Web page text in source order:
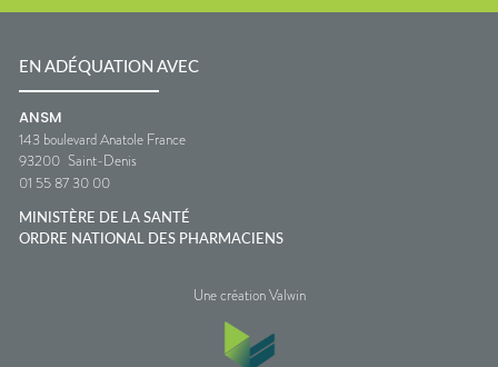
EN ADÉQUATION AVEC
ANSM
143 boulevard Anatole France
93200 Saint-Denis
01 55 87 30 00
MINISTÈRE DE LA SANTÉ
ORDRE NATIONAL DES PHARMACIENS
Une création Valwin